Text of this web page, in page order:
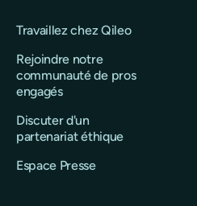
Travaillez chez Qileo
Rejoindre notre
communauté de pros
engagés
Discuter d'un
partenariat éthique
Espace Presse